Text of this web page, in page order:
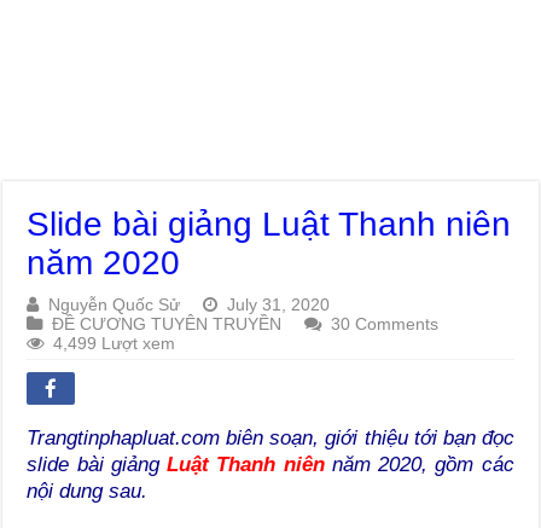
Slide bài giảng Luật Thanh niên
năm 2020
Nguyễn Quốc Sử
July 31, 2020
ĐỀ CƯƠNG TUYÊN TRUYỀN
30 Comments
4,499 Lượt xem
Trangtinphapluat.com biên soạn, giới thiệu tới bạn đọc
slide bài giảngLuật Thanh niênnăm 2020, gồm các
nội dung sau.